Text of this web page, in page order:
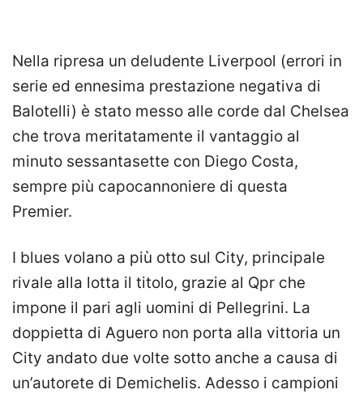
Nella ripresa un deludente Liverpool (errori in
serie ed ennesima prestazione negativa di
Balotelli) è stato messo alle corde dal Chelsea
che trova meritatamente il vantaggio al
minuto sessantasette con Diego Costa,
sempre più capocannoniere di questa
Premier.
I blues volano a più otto sul City, principale
rivale alla lotta il titolo, grazie al Qpr che
impone il pari agli uomini di Pellegrini. La
doppietta di Aguero non porta alla vittoria un
City andato due volte sotto anche a causa di
un’autorete di Demichelis. Adesso i campioni